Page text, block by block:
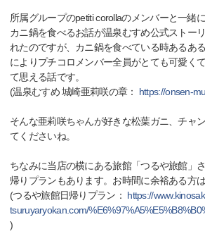
所属グループのpetiti corollaのメンバーと一緒
カニ鍋を食べるお話が温泉むすめ公式ストー
れたのですが、カニ鍋を食べている時あるあ
によりプチコロメンバー全員がとても可愛く
て思える話です。
(温泉むすめ 城崎亜莉咲の章： https://onsen-
そんな亜莉咲ちゃんが好きな松葉ガニ、チャ
てくださいね。
ちなみに当店の横にある旅館「つるや旅館」
帰りプランもあります。お時間に余裕ある方
(つるや旅館日帰りプラン： https://
tsuruyaryokan.com/
)